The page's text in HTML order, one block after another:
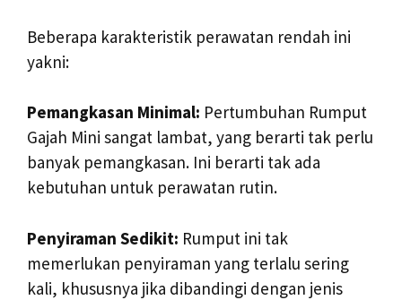
Beberapa karakteristik perawatan rendah ini
yakni:
Pemangkasan Minimal: Pertumbuhan Rumput
Gajah Mini sangat lambat, yang berarti tak perlu
banyak pemangkasan. Ini berarti tak ada
kebutuhan untuk perawatan rutin.
Penyiraman Sedikit: Rumput ini tak
memerlukan penyiraman yang terlalu sering
kali, khususnya jika dibandingi dengan jenis